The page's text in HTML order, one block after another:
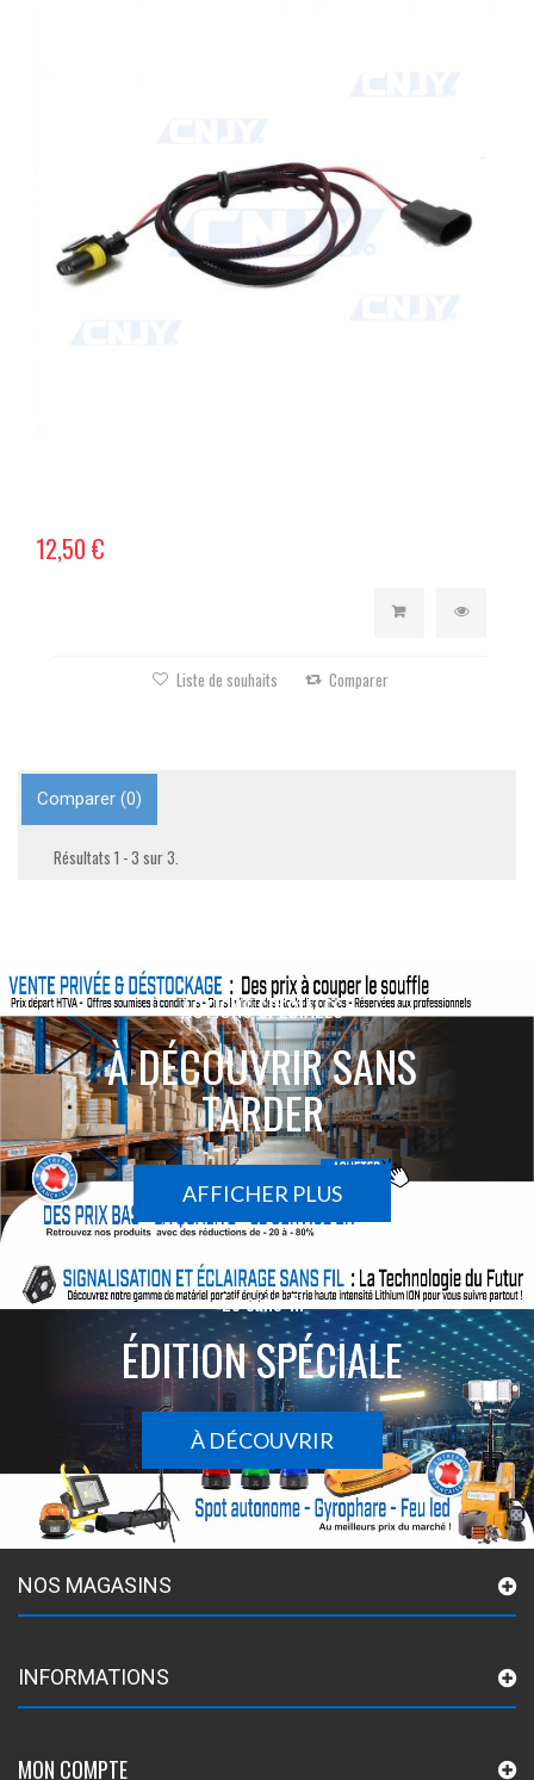
12,50 €
Liste de souhaits Comparer
Comparer (0)
Résultats 1 - 3 sur 3.
ACTIONS SPÉCIALES
À DÉCOUVRIR SANS
TARDER
AFFICHER PLUS
Le sans-fil
ÉDITION SPÉCIALE
À DÉCOUVRIR
NOS MAGASINS
INFORMATIONS
MON COMPTE